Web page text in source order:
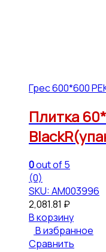
Грес 600*600
Плитка
0out of 5
(0)
SKU: АМ003996
2,081.81 ₽
В корзину
В избранное
Сравнить